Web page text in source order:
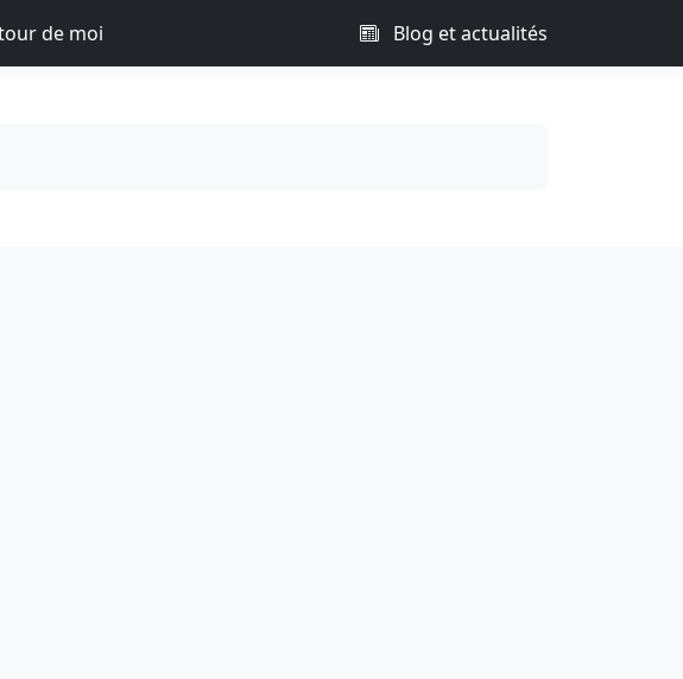
de moi Blog et actualités